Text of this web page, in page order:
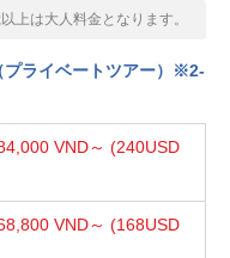
上は大人料金となります。
ライベートツアー）※2-
VND～ (240USD
VND～ (168USD